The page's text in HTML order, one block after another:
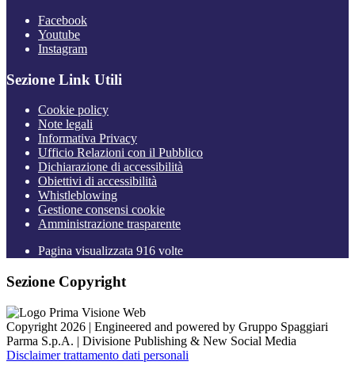
Facebook
Youtube
Instagram
Sezione Link Utili
Cookie policy
Note legali
Informativa Privacy
Ufficio Relazioni con il Pubblico
Dichiarazione di accessibilità
Obiettivi di accessibilità
Whistleblowing
Gestione consensi cookie
Amministrazione trasparente
Pagina visualizzata 916 volte
Sezione Copyright
Copyright 2026 | Engineered and powered by Gruppo Spaggiari
Parma S.p.A. | Divisione Publishing & New Social Media
Disclaimer trattamento dati personali